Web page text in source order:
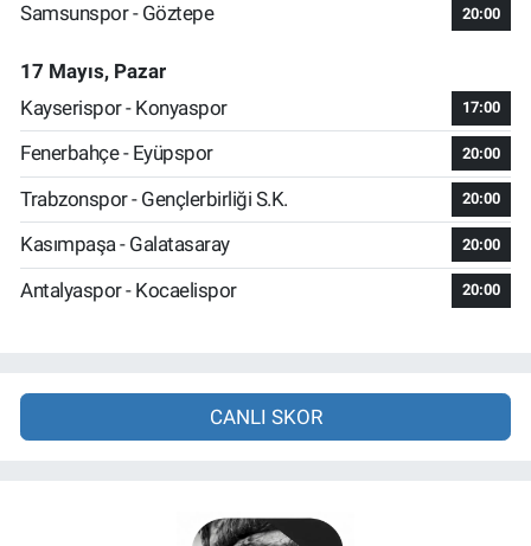
Samsunspor - Göztepe 20:00
17 Mayıs, Pazar
Kayserispor - Konyaspor
17:00
Fenerbahçe - Eyüpspor 20:00
Trabzonspor - Gençlerbirliği S.K. 20:00
Kasımpaşa - Galatasaray 20:00
Antalyaspor - Kocaelispor 20:00
CANLI SKOR